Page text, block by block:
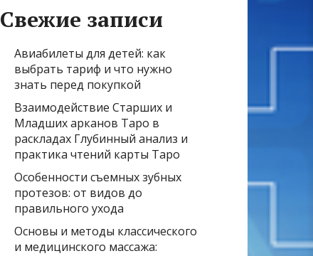
Свежие записи
Авиабилеты для детей: как
выбрать тариф и что нужно
знать перед покупкой
Взаимодействие Старших и
Младших арканов Таро в
раскладах Глубинный анализ и
практика чтений карты Таро
Особенности съемных зубных
протезов: от видов до
правильного ухода
Основы и методы классического
и медицинского массажа: